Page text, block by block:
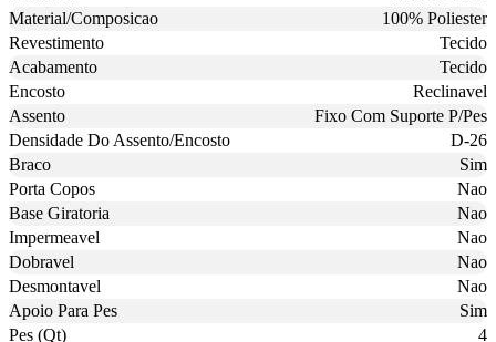
Material/Composicao
100% Poliester
Revestimento
Tecido
Acabamento
Tecido
Encosto
Reclinavel
Assento
Fixo Com Suporte P/Pes
Densidade Do Assento/Encosto
D-26
Braco
Sim
Porta Copos
Nao
Base Giratoria
Nao
Impermeavel
Nao
Dobravel
Nao
Desmontavel
Nao
Apoio Para Pes
Sim
Pes (Qt)
4